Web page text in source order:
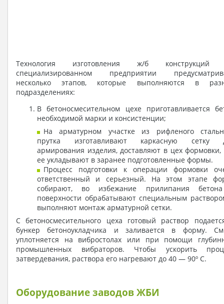
Технология изготовления ж/б конструкций
специализированном предприятии
несколько этапов, которые выполняются в
подразделениях:
В бетоносмесительном цехе приготавливается
необходимой марки и консистенции;
На арматурном участке из рифленого
прутка изготавливают каркасную сетку
армирования изделия, доставляют в цех формовки,
ее укладывают в заранее подготовленные формы.
Процесс подготовки к операции формовки
ответственный и серьезный. На этом этапе
собирают, во избежание прилипания
поверхности обрабатывают специальным
выполняют монтаж арматурной сетки.
С бетоносмесительного цеха готовый раствор
бункер бетоноукладчика и заливается в форму.
уплотняется на вибростолах или при помощи
промышленных вибраторов. Чтобы ускорить
затвердевания, раствора его нагревают до 40 — 90º С.
Оборудование заводов ЖБИ